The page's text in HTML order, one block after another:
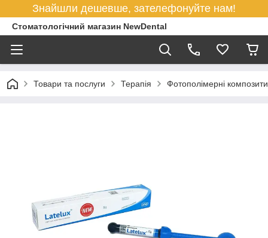
Знайшли дешевше, зателефонуйте нам!
Стоматологічний магазин NewDental
Товари та послуги Терапія Фотополімерні композити